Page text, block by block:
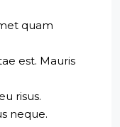
quam
est. Mauris
risus.
neque.